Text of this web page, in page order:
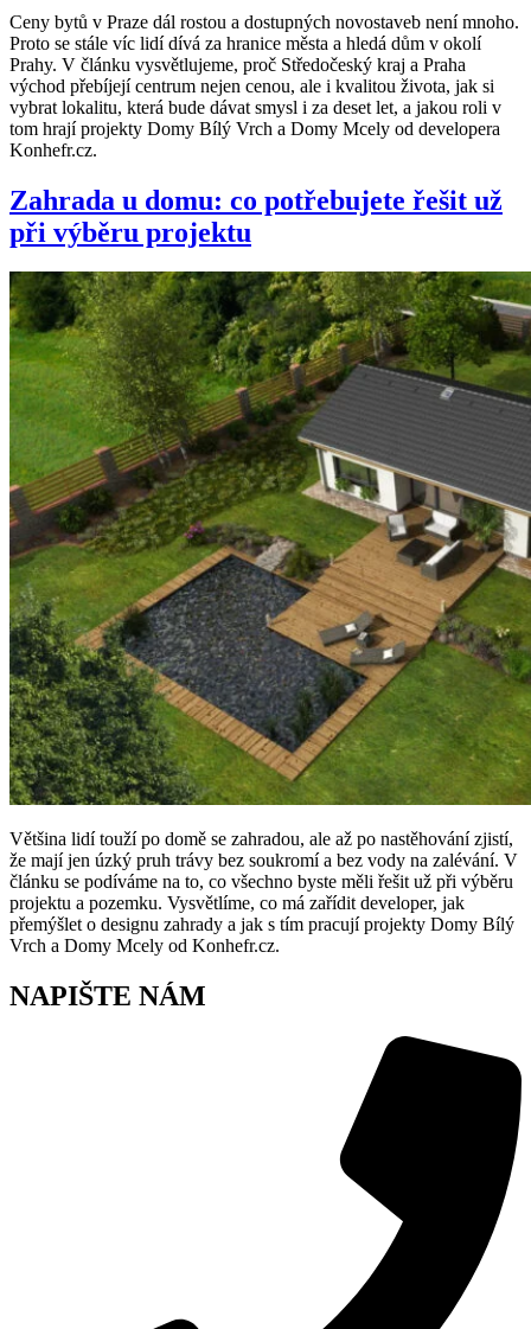
Ceny bytů v Praze dál rostou a dostupných novostaveb není mnoho.
Proto se stále víc lidí dívá za hranice města a hledá dům v okolí
Prahy. V článku vysvětlujeme, proč Středočeský kraj a Praha
východ přebíjejí centrum nejen cenou, ale i kvalitou života, jak si
vybrat lokalitu, která bude dávat smysl i za deset let, a jakou roli v
tom hrají projekty Domy Bílý Vrch a Domy Mcely od developera
Konhefr.cz.
Zahrada u domu: co potřebujete řešit už
při výběru projektu
Většina lidí touží po domě se zahradou, ale až po nastěhování zjistí,
že mají jen úzký pruh trávy bez soukromí a bez vody na zalévání. V
článku se podíváme na to, co všechno byste měli řešit už při výběru
projektu a pozemku. Vysvětlíme, co má zařídit developer, jak
přemýšlet o designu zahrady a jak s tím pracují projekty Domy Bílý
Vrch a Domy Mcely od Konhefr.cz.
NAPIŠTE NÁM